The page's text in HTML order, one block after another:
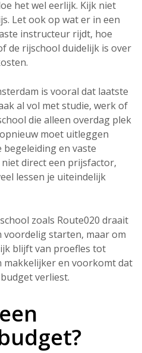
het wel eerlijk. Kijk niet
Let ook op wat er in een
instructeur rijdt, hoe
de rijschool duidelijk is over
is vooral dat laatste
al vol met studie, werk of
die alleen overdag plek
moet uitleggen
en vaste
direct een prijsfactor,
lessen je uiteindelijk
zoals Route020 draait
voordelig starten, maar om
blijft van proefles tot
makkelijker en voorkomt dat
verliest.